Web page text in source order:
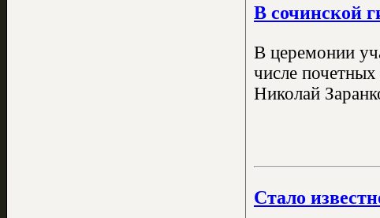
В сочинской
В церемонии
числе
Николай
Стало